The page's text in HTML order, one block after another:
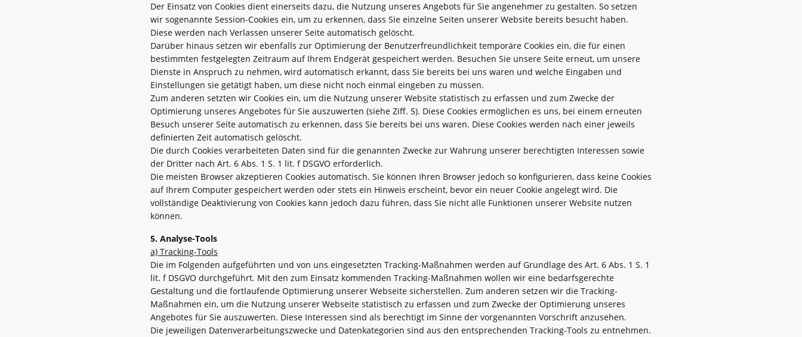
Der Einsatz von Cookies dient einerseits dazu, die Nutzung unseres Angebots für Sie angenehmer zu gestalten. So setzen
wir sogenannte Session-Cookies ein, um zu erkennen, dass Sie einzelne Seiten unserer Website bereits besucht haben.
Diese werden nach Verlassen unserer Seite automatisch gelöscht.
Darüber hinaus setzen wir ebenfalls zur Optimierung der Benutzerfreundlichkeit temporäre Cookies ein, die für einen
bestimmten festgelegten Zeitraum auf Ihrem Endgerät gespeichert werden. Besuchen Sie unsere Seite erneut, um unsere
Dienste in Anspruch zu nehmen, wird automatisch erkannt, dass Sie bereits bei uns waren und welche Eingaben und
Einstellungen sie getätigt haben, um diese nicht noch einmal eingeben zu müssen.
Zum anderen setzten wir Cookies ein, um die Nutzung unserer Website statistisch zu erfassen und zum Zwecke der
Optimierung unseres Angebotes für Sie auszuwerten (siehe Ziff. 5). Diese Cookies ermöglichen es uns, bei einem erneuten
Besuch unserer Seite automatisch zu erkennen, dass Sie bereits bei uns waren. Diese Cookies werden nach einer jeweils
definierten Zeit automatisch gelöscht.
Die durch Cookies verarbeiteten Daten sind für die genannten Zwecke zur Wahrung unserer berechtigten Interessen sowie
der Dritter nach Art. 6 Abs. 1 S. 1 lit. f DSGVO erforderlich.
Die meisten Browser akzeptieren Cookies automatisch. Sie können Ihren Browser jedoch so konfigurieren, dass keine Cookies
auf Ihrem Computer gespeichert werden oder stets ein Hinweis erscheint, bevor ein neuer Cookie angelegt wird. Die
vollständige Deaktivierung von Cookies kann jedoch dazu führen, dass Sie nicht alle Funktionen unserer Website nutzen
können.
5. Analyse-Tools
a) Tracking-Tools
Die im Folgenden aufgeführten und von uns eingesetzten Tracking-Maßnahmen werden auf Grundlage des Art. 6 Abs. 1 S. 1
lit. f DSGVO durchgeführt. Mit den zum Einsatz kommenden Tracking-Maßnahmen wollen wir eine bedarfsgerechte
Gestaltung und die fortlaufende Optimierung unserer Webseite sicherstellen. Zum anderen setzen wir die Tracking-
Maßnahmen ein, um die Nutzung unserer Webseite statistisch zu erfassen und zum Zwecke der Optimierung unseres
Angebotes für Sie auszuwerten. Diese Interessen sind als berechtigt im Sinne der vorgenannten Vorschrift anzusehen.
Die jeweiligen Datenverarbeitungszwecke und Datenkategorien sind aus den entsprechenden Tracking-Tools zu entnehmen.